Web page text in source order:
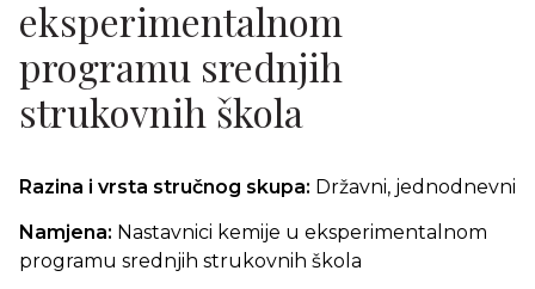
eksperimentalnom
programu srednjih
strukovnih škola
Razina i vrsta stručnog skupa: Državni, jednodnevni
Namjena: Nastavnici kemije u eksperimentalnom
programu srednjih strukovnih škola